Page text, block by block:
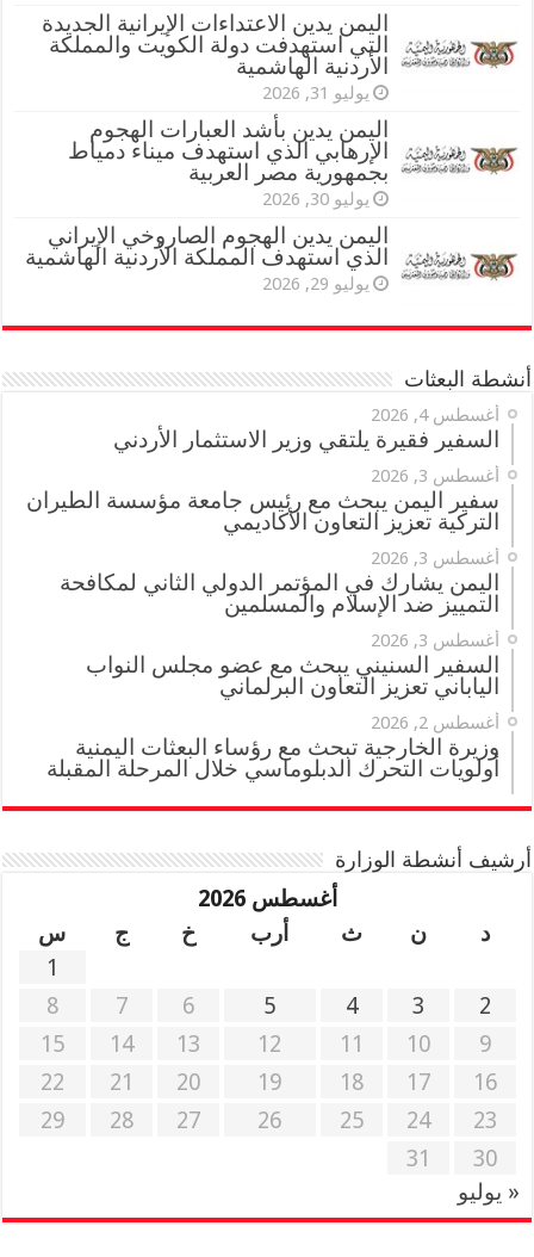
اليمن يدين الاعتداءات الإيرانية الجديدة
التي استهدفت دولة الكويت والمملكة
الأردنية الهاشمية
يوليو 31, 2026
اليمن يدين بأشد العبارات الهجوم
الإرهابي الذي استهدف ميناء دمياط
بجمهورية مصر العربية
يوليو 30, 2026
اليمن يدين الهجوم الصاروخي الإيراني
الذي استهدف المملكة الأردنية الهاشمية
يوليو 29, 2026
أنشطة البعثات
أغسطس 4, 2026
السفير فقيرة يلتقي وزير الاستثمار الأردني
أغسطس 3, 2026
سفير اليمن يبحث مع رئيس جامعة مؤسسة الطيران
التركية تعزيز التعاون الأكاديمي
أغسطس 3, 2026
اليمن يشارك في المؤتمر الدولي الثاني لمكافحة
التمييز ضد الإسلام والمسلمين
أغسطس 3, 2026
السفير السنيني يبحث مع عضو مجلس النواب
الياباني تعزيز التعاون البرلماني
أغسطس 2, 2026
وزيرة الخارجية تبحث مع رؤساء البعثات اليمنية
أولويات التحرك الدبلوماسي خلال المرحلة المقبلة
أرشيف أنشطة الوزارة
أغسطس 2026
د
ن ث أرب خ ج
س
1
2
3
4
5
6
7
8
9
10
11
12
13
14
15
16
17
18
19
20
21
22
23
24
25
26
27
28
29
30
31
« يوليو